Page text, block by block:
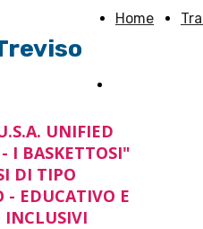
Home
UNIFIED
I BASKETTOSI"
DI TIPO
- EDUCATIVO E
INCLUSIVI